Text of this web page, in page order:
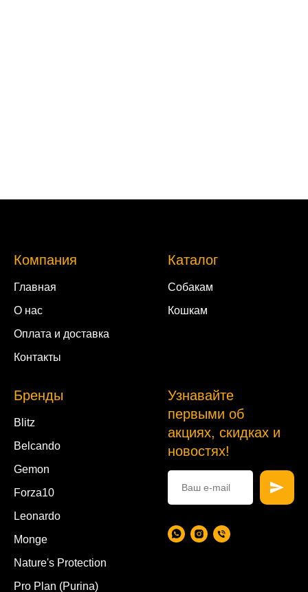
Компания
Главная
О нас
Оплата и доставка
Контакты
Каталог
Собакам
Кошкам
Бренды
Blitz
Belcando
Gemon
Forza10
Leonardo
Monge
Nature's Protection
Pro Plan (Purina)
Узнавайте
первыми об
акциях, скидках и
новостях!